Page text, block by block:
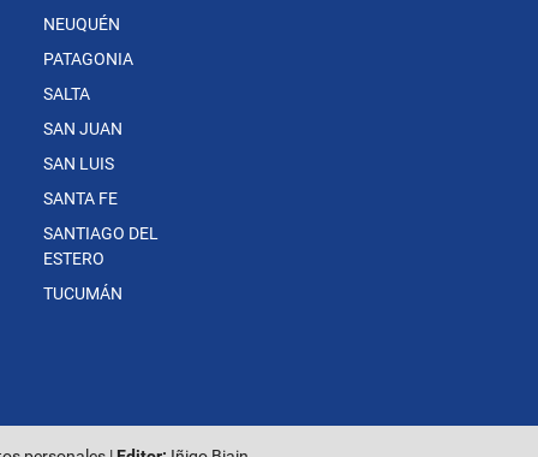
NEUQUÉN
PATAGONIA
SALTA
SAN JUAN
SAN LUIS
SANTA FE
SANTIAGO DEL
ESTERO
TUCUMÁN